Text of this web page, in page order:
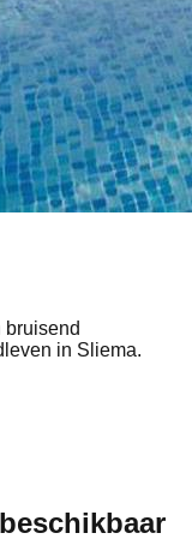
bruisend
in Sliema.